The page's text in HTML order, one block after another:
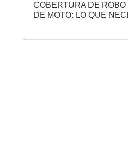
COBERTURA DE
DE MOTO: LO QUE